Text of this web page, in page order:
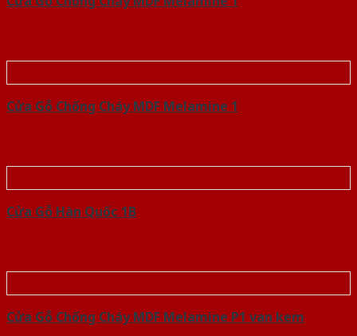
Cửa Gỗ Chống Cháy MDF Melamine 1
Cửa Gỗ Hàn Quốc 1B
Cửa Gỗ Chống Cháy MDF Melamine P1 van kem